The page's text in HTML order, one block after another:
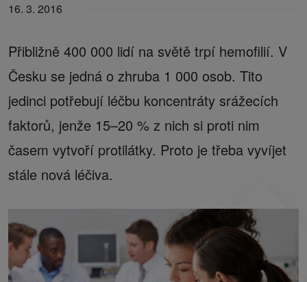
16. 3. 2016
Přibližně 400 000 lidí na světě trpí hemofilií. V
Česku se jedná o zhruba 1 000 osob. Tito
jedinci potřebují léčbu koncentráty srážecích
faktorů, jenže 15–20 % z nich si proti nim
časem vytvoří protilátky. Proto je třeba vyvíjet
stále nová léčiva.